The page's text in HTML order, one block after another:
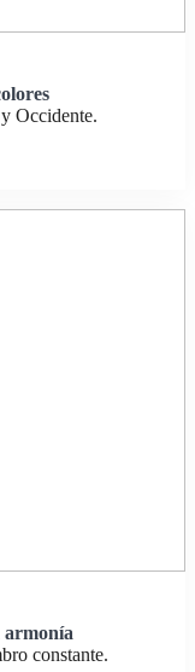
Occidente.
constante.